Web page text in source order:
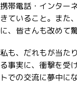
携帯電話・インター
きていること。また
に、皆さんも改めて
私も、だれもが当た
る事実に、衝撃を受
トでの交流に夢中に